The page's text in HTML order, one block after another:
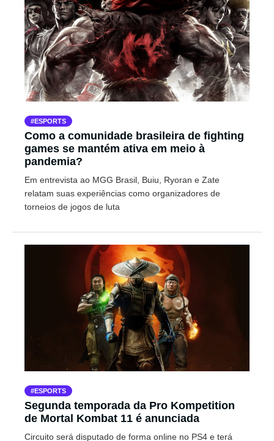
ESPORTS
Como a comunidade brasileira de fighting
games se mantém ativa em meio à
pandemia?
Em entrevista ao MGG Brasil, Buiu, Ryoran e Zate
relatam suas experiências como organizadores de
torneios de jogos de luta
ESPORTS
Segunda temporada da Pro Kompetition
de Mortal Kombat 11 é anunciada
Circuito será disputado de forma online no PS4 e terá